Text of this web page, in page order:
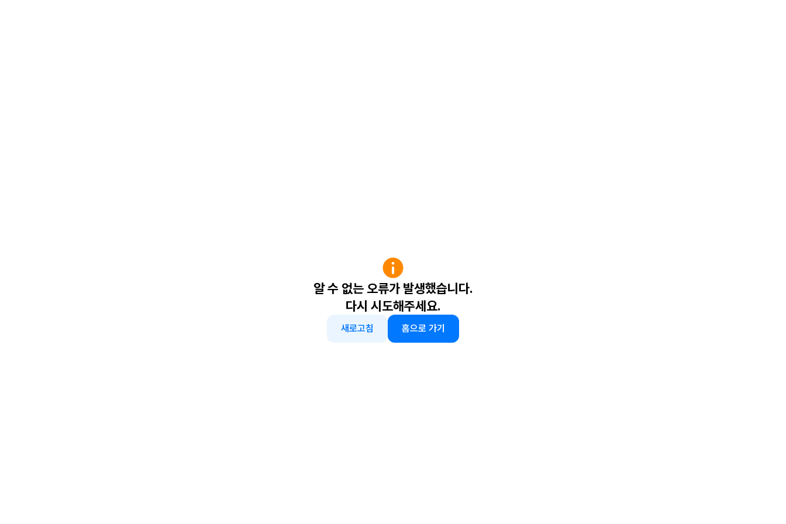
알 수 없는 오류가 발생했습니다.
다시 시도해주세요.
새로고침 홈으로 가기